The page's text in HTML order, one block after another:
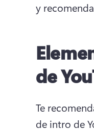
y
de
Te
de intro de